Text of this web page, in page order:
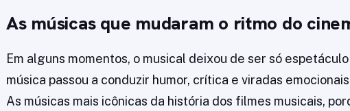
As músicas que mudaram o ritmo do
Em alguns momentos, o musical deixou de ser só
música passou a conduzir humor, crítica e viradas
As músicas mais icônicas da história dos filmes musicais,